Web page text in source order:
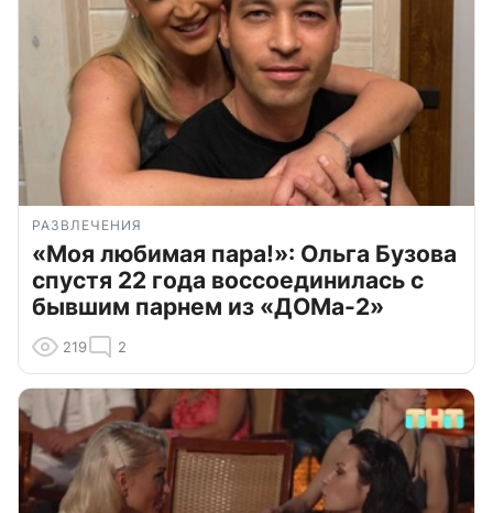
РАЗВЛЕЧЕНИЯ
«Моя любимая пара!»: Ольга Бузова
спустя 22 года воссоединилась с
бывшим парнем из «ДОМа-2»
219 2